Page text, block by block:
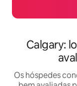
Calgary:
Os hóspedes